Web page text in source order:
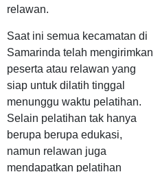
relawan.
Saat ini semua kecamatan di
Samarinda telah mengirimkan
peserta atau relawan yang
siap untuk dilatih tinggal
menunggu waktu pelatihan.
Selain pelatihan tak hanya
berupa berupa edukasi,
namun relawan juga
mendapatkan pelatihan